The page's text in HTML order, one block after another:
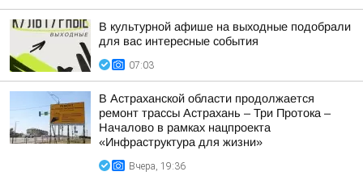
В культурной афише на выходные подобрали
для вас интересные события
07:03
В Астраханской области продолжается
ремонт трассы Астрахань – Три Протока –
Началово в рамках нацпроекта
«Инфраструктура для жизни»
Вчера, 19:36